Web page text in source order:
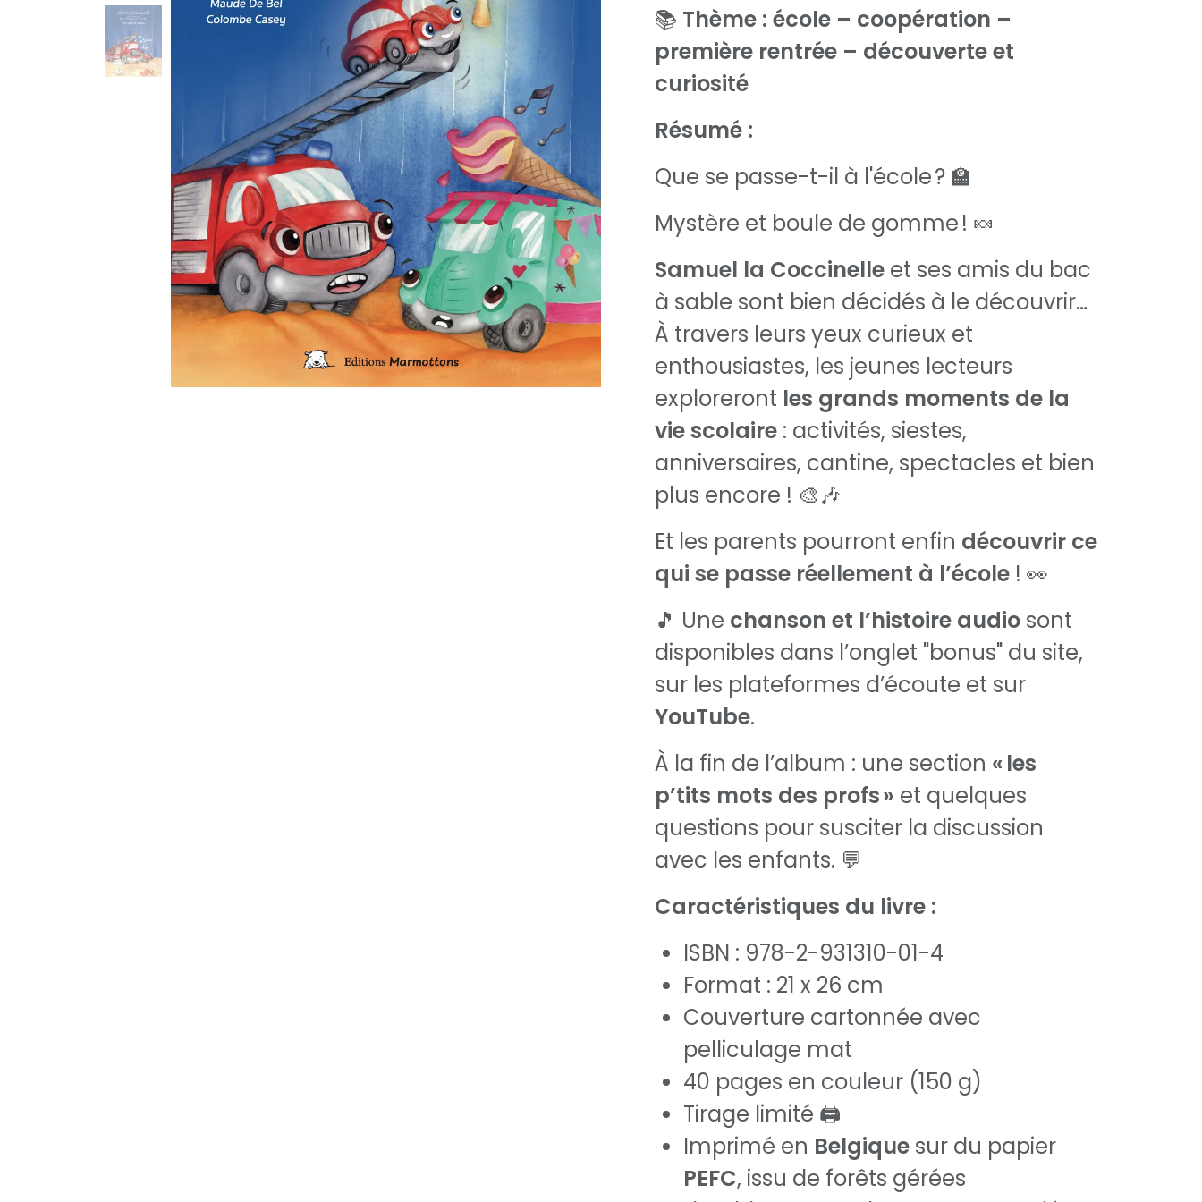
📚 Thème : école – coopération –
première rentrée – découverte et
curiosité
Résumé :
Que se passe-t-il à l'école ? 🏫
Mystère et boule de gomme ! 🍬
Samuel la Coccinelle et ses amis du bac
à sable sont bien décidés à le découvrir…
À travers leurs yeux curieux et
enthousiastes, les jeunes lecteurs
exploreront les grands moments de la
vie scolaire : activités, siestes,
anniversaires, cantine, spectacles et bien
plus encore ! 🎨🎶
Et les parents pourront enfin découvrir ce
qui se passe réellement à l’école ! 👀
🎵 Une chanson et l’histoire audio sont
disponibles dans l’onglet "bonus" du site,
sur les plateformes d’écoute et sur
YouTube.
À la fin de l’album : une section « les
p’tits mots des profs » et quelques
questions pour susciter la discussion
avec les enfants. 💬
Caractéristiques du livre :
ISBN : 978-2-931310-01-4
Format : 21 x 26 cm
Couverture cartonnée avec
pelliculage mat
40 pages en couleur (150 g)
Tirage limité 🖨️
Imprimé en Belgique sur du papier
PEFC, issu de forêts gérées